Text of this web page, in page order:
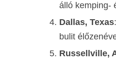
álló kemping-
Dallas, Texas
bulit
Russellville,